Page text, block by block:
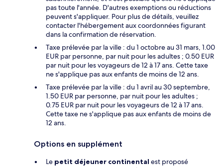
pas toute l'année. D'autres exemptions ou réductions
peuvent s'appliquer. Pour plus de détails, veuillez
contacter l'hébergement aux coordonnées figurant
dans la confirmation de réservation.
Taxe prélevée par la ville : du 1 octobre au 31 mars, 1.00
EUR par personne, par nuit pour les adultes ; 0.50 EUR
par nuit pour les voyageurs de 12 à 17 ans. Cette taxe
ne s'applique pas aux enfants de moins de 12 ans.
Taxe prélevée par la ville : du 1 avril au 30 septembre,
1.50 EUR par personne, par nuit pour les adultes ;
0.75 EUR par nuit pour les voyageurs de 12 à 17 ans.
Cette taxe ne s'applique pas aux enfants de moins de
12 ans.
Options en supplément
Le petit déjeuner continental est proposé